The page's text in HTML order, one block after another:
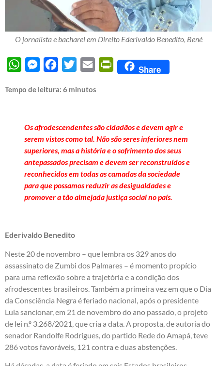
O jornalista e bacharel em Direito Ederivaldo Benedito, Bené
WhatsAppMessengerFacebook
Twitter Email PrintFriendly
Share
Tempo de leitura: 6 minutos
Os afrodescendentes são cidadãos e devem agir e
serem vistos como tal. Não são seres inferiores nem
superiores, mas a história e o sofrimento dos seus
antepassados precisam e devem ser reconstruídos e
reconhecidos em todas as camadas da sociedade
para que possamos reduzir as desigualdades e
promover a tão almejada justiça social no país.
Ederivaldo Benedito
Neste 20 de novembro – que lembra os 329 anos do
assassinato de Zumbi dos Palmares – é momento propício
para uma reflexão sobre a trajetória e a condição dos
afrodescentes brasileiros. Também a primeira vez em que o Dia
da Consciência Negra é feriado nacional, após o presidente
Lula sancionar, em 21 de novembro do ano passado, o projeto
de lei n.º 3.268/2021, que cria a data. A proposta, de autoria do
senador Randolfe Rodrigues, do partido Rede do Amapá, teve
286 votos favoráveis, 121 contra e duas abstenções.